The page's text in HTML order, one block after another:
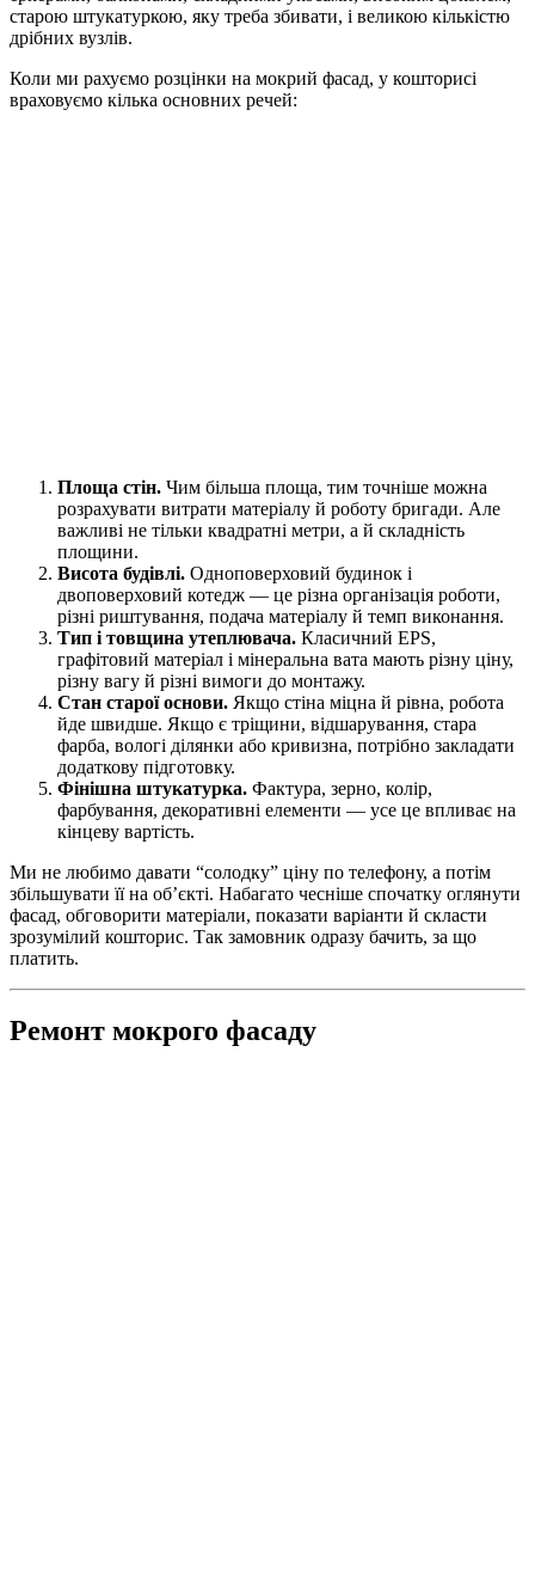
старою штукатуркою, яку треба збивати, і великою кількістю
дрібних вузлів.
Коли ми рахуємо розцінки на мокрий фасад, у кошторисі
враховуємо кілька основних речей:
Площа стін. Чим більша площа, тим точніше можна
розрахувати витрати матеріалу й роботу бригади. Але
важливі не тільки квадратні метри, а й складність
площини.
Висота будівлі. Одноповерховий будинок і
двоповерховий котедж — це різна організація роботи,
різні риштування, подача матеріалу й темп виконання.
Тип і товщина утеплювача. Класичний EPS,
графітовий матеріал і мінеральна вата мають різну ціну,
різну вагу й різні вимоги до монтажу.
Стан старої основи. Якщо стіна міцна й рівна, робота
йде швидше. Якщо є тріщини, відшарування, стара
фарба, вологі ділянки або кривизна, потрібно закладати
додаткову підготовку.
Фінішна штукатурка. Фактура, зерно, колір,
фарбування, декоративні елементи — усе це впливає на
кінцеву вартість.
Ми не любимо давати “солодку” ціну по телефону, а потім
збільшувати її на об’єкті. Набагато чесніше спочатку оглянути
фасад, обговорити матеріали, показати варіанти й скласти
зрозумілий кошторис. Так замовник одразу бачить, за що
платить.
Ремонт мокрого фасаду